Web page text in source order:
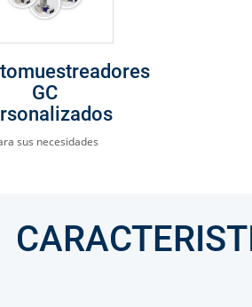
GC
sus necesidades